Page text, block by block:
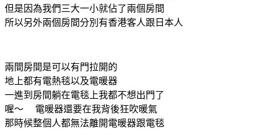
但是因為我們三大一小就佔了兩個房間
所以另外兩個房間分別有香港客人跟日本人
兩間房間是可以有門拉開的
地上都有電熱毯以及電暖器
一進到房間躺在電毯上我都不想出門了
喔～ 電暖器還要在我背後狂吹暖氣
那時候整個人都無法離開電暖器跟電毯